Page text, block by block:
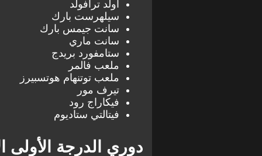
أولد ترافولد
سيلهرست بارك
سانت جيمس بارك
سانت ماري
ستامفورد بريدج
ملعب فالمر
ملعب توتنهام هوتسبيرز
تيرف مور
فيكاراج رود
فيتالتي ستاديوم
دوري الدرجة الأولى